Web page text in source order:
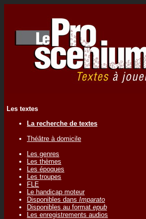
Les textes
La recherche de textes
Théâtre à domicile
Les genres
Les thèmes
Les époques
Les troupes
FLE
Le handicap moteur
Disponibles dans Imparato
Disponibles au format epub
Les enregistrements audios